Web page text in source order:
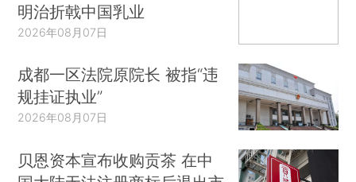
明治折戟中国乳业
2026年08月07日
成都一区法院原院长 被指“违
规挂证执业”
2026年08月07日
贝恩资本宣布收购贡茶 在中